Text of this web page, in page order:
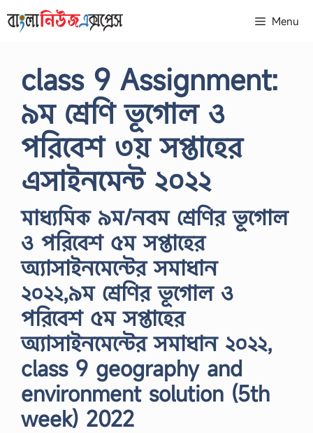
to
Menu
class 9 Assignment:
৯ম শ্রেণি ভূগোল ও
পরিবেশ ৩য় সপ্তাহের
এসাইনমেন্ট ২০২২
মাধ্যমিক ৯ম/নবম শ্রেণির ভূগোল
ও পরিবেশ ৫ম সপ্তাহের
অ্যাসাইনমেন্টের সমাধান
২০২২,৯ম শ্রেণির ভূগোল ও
পরিবেশ ৫ম সপ্তাহের
অ্যাসাইনমেন্টের সমাধান ২০২২,
class 9 geography and
environment solution (5th
week) 2022